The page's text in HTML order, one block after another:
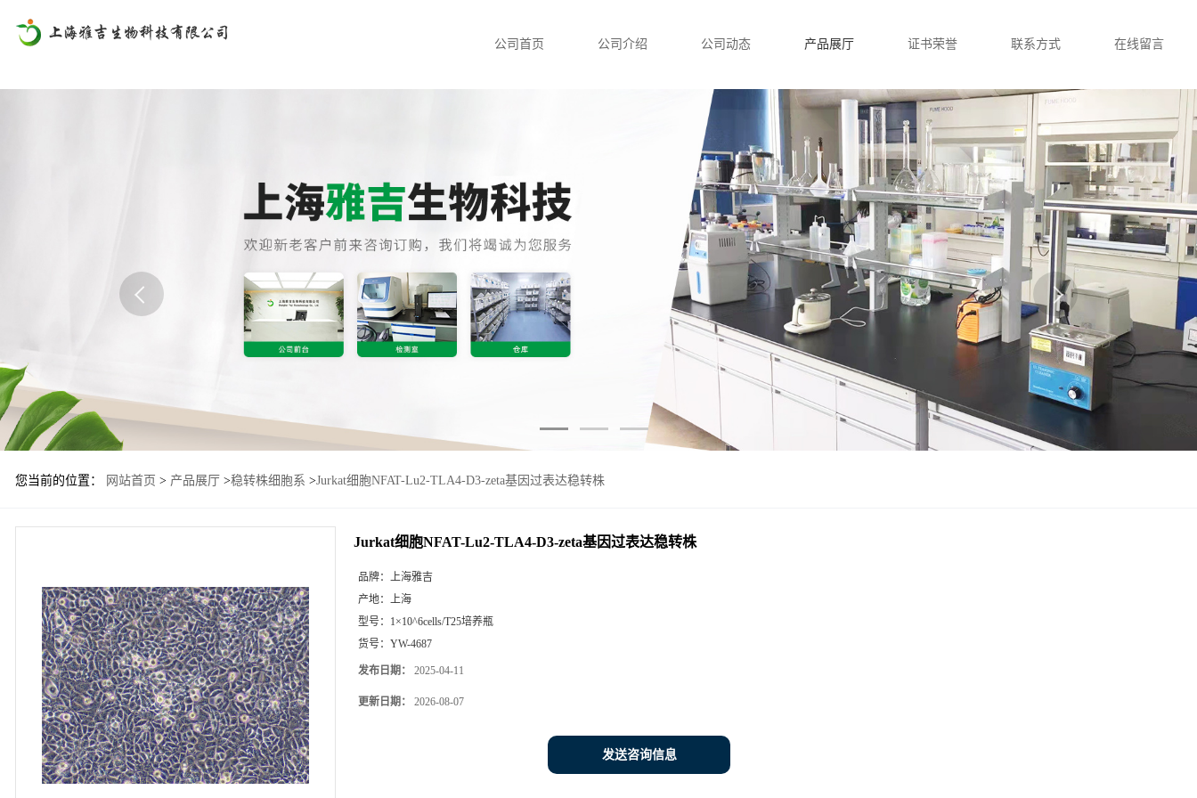
公司首页 公司介绍 公司动态 产品展厅 证书荣誉 联系方式 在线留言
您当前的位置： 网站首页 > 产品展厅 >稳转株细胞系 >Jurkat细胞NFAT-Lu2-TLA4-D3-zeta基因过表达稳转株
Jurkat细胞NFAT-Lu2-TLA4-D3-zeta基因过表达稳转株
品牌： 上海雅吉
产地： 上海
型号： 1×10^6cells/T25培养瓶
货号： YW-4687
发布日期： 2025-04-11
更新日期： 2026-08-07
发送咨询信息